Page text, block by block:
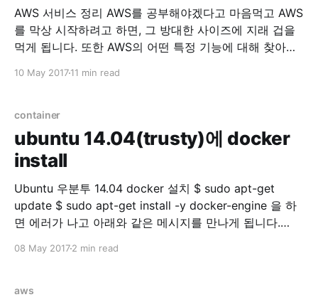
AWS 서비스 정리 AWS를 공부해야겠다고 마음먹고 AWS
를 막상 시작하려고 하면, 그 방대한 사이즈에 지래 겁을
먹게 됩니다. 또한 AWS의 어떤 특정 기능에 대해 찾아보
치를 해야하는 번거로움에 빠지게 됩니다. 이에 저의 고생
을 위해 AWS 서비스를 간단하게 정리했습니다.
EC2(Amazon
10 May 201711 min read
container
ubuntu 14.04(trusty)에 docker
install
Ubuntu 우분투 14.04 docker 설치 $ sudo apt-get
update $ sudo apt-get install -y docker-engine 을 하
면 에러가 나고 아래와 같은 메시지를 만나게 됩니다.
tree Reading state information... Done docker-engine
'apt-get -f install'
08 May 20172 min read
aws